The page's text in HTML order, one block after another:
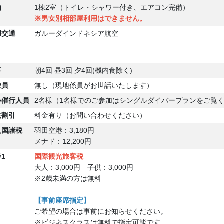
1棟2室（トイレ・シャワー付き、エアコン完備）
※男女別相部屋利用はできません。
通
ガルーダインドネシア航空
朝4回 昼3回 夕4回(機内食除く)
無し（現地係員がお世話いたします）
催行人員
2名様（1名様でのご参加はシングルダイバープランをご覧く
引
料金有り（お問い合わせください）
諸税
羽田空港：3,180円
メナド：12,200円
1
国際観光旅客税
大人：3,000円 子供：3,000円
※2歳未満の方は無料
【事前座席指定】
ご希望の場合は事前にお知らせください。